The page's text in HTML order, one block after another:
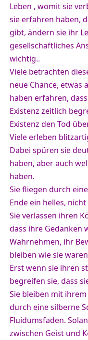
Leben , womit sie
sie erfahren haben,
gibt, ändern sie ihr
gesellschaftliches
wichtig..
Viele betrachten
neue Chance, etwas
haben erfahren,
Existenz zeitlich
Existenz den Tod
Viele erleben
Dabei spüren sie
haben, aber auch
haben.
Sie fliegen durch
Ende ein helles,
Sie verlassen ihren
dass ihre Gedanken
Wahrnehmen, ihr
bleiben wie sie
Erst wenn sie ihren
begreifen sie, dass
Sie bleiben mit
durch eine silberne
Fluidumsfaden.
zwischen Geist und